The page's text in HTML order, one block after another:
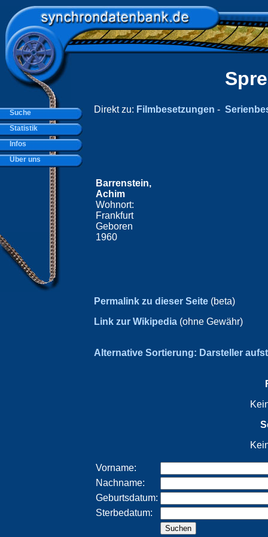
Direkt zu: Filmbesetzungen -
Barrenstein,
Achim
Wohnort:
Frankfurt
Geboren
1960
Permalink zu dieser Seite (beta)
Link zur Wikipedia (ohne Gewähr)
Alternative Sortierung: Darsteller
Vorname:
Nachname:
Geburtsdatum:
Sterbedatum:
Suche
Statistik
Infos
Über uns